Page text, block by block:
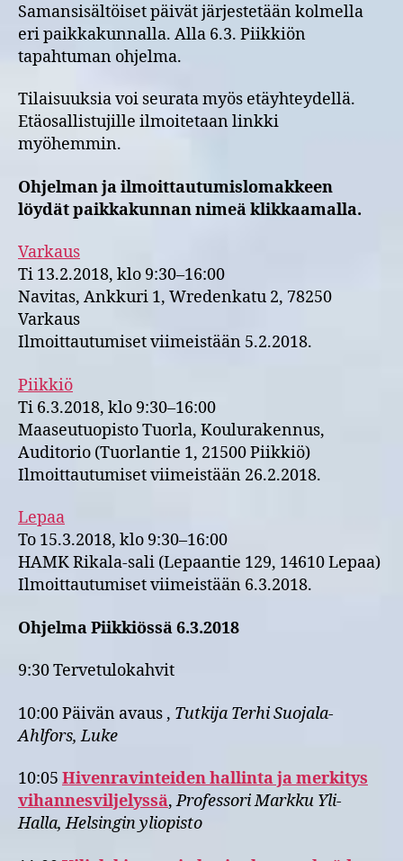
Samansisältöiset päivät järjestetään kolmella
eri paikkakunnalla. Alla 6.3. Piikkiön
tapahtuman ohjelma.
Tilaisuuksia voi seurata myös etäyhteydellä.
Etäosallistujille ilmoitetaan linkki
myöhemmin.
Ohjelman ja ilmoittautumislomakkeen
löydät paikkakunnan nimeä klikkaamalla.
Varkaus
Ti 13.2.2018, klo 9:30–16:00
Navitas, Ankkuri 1, Wredenkatu 2, 78250
Varkaus
Ilmoittautumiset viimeistään 5.2.2018.
Piikkiö
Ti 6.3.2018, klo 9:30–16:00
Maaseutuopisto Tuorla, Koulurakennus,
Auditorio (Tuorlantie 1, 21500 Piikkiö)
Ilmoittautumiset viimeistään 26.2.2018.
Lepaa
To 15.3.2018, klo 9:30–16:00
HAMK Rikala-sali (Lepaantie 129, 14610 Lepaa)
Ilmoittautumiset viimeistään 6.3.2018.
Ohjelma Piikkiössä 6.3.2018
9:30 Tervetulokahvit
10:00 Päivän avaus , Tutkija Terhi Suojala-
Ahlfors, Luke
10:05 Hivenravinteiden hallinta ja merkitys
vihannesviljelyssä,Professori Markku Yli-
Halla, Helsingin yliopisto